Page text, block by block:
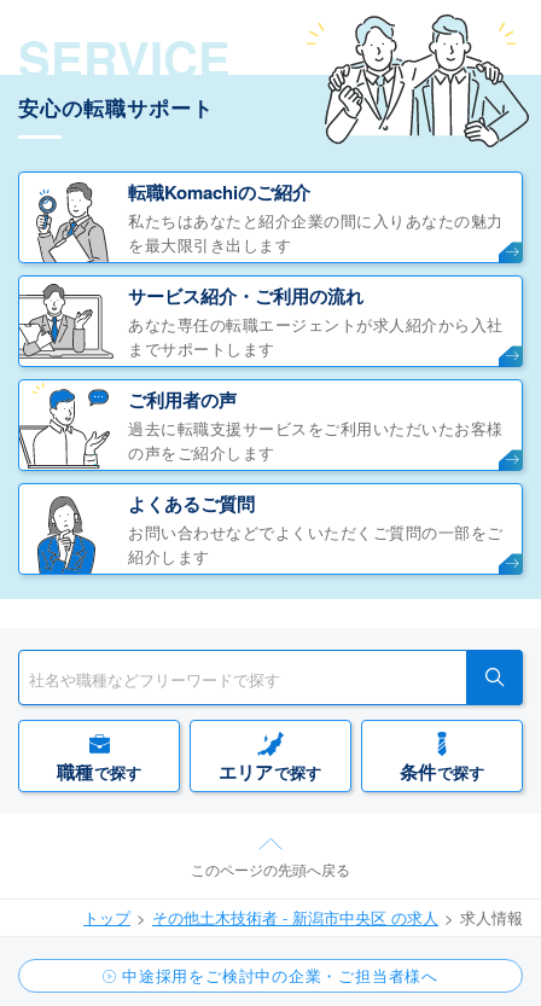
SERVICE
安心の転職サポート
転職Komachiのご紹介
私たちはあなたと紹介企業の間に入りあなたの魅力
を最大限引き出します
サービス紹介・ご利用の流れ
あなた専任の転職エージェントが求人紹介から入社
までサポートします
ご利用者の声
過去に転職支援サービスをご利用いただいたお客様
の声をご紹介します
よくあるご質問
お問い合わせなどでよくいただくご質問の一部をご
紹介します
職種で探す エリアで探す 条件で探す
このページの先頭へ戻る
トップ その他土木技術者 - 新潟市中央区 の求人 求人情報
中途採用をご検討中の企業・ご担当者様へ